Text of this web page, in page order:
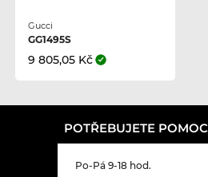
Gucci
GG1495S
9 805,05 Kč
POTŘEBUJETE
Po-Pá 9-18 hod.